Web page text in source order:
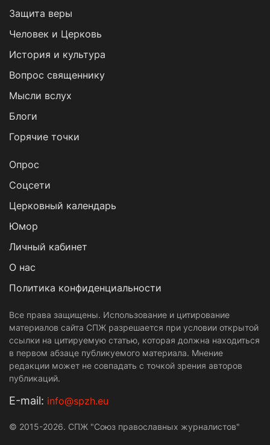
Защита веры
Человек и Церковь
История и культура
Вопрос священнику
Мысли вслух
Блоги
Горячие точки
Опрос
Cоцсети
Церковный календарь
Юмор
Личный кабинет
О нас
Политика конфиденциальности
Все права защищены. Использование и цитирование
материалов сайта СПЖ разрешается при условии открытой
ссылки на цитируемую статью, которая должна находиться
в первом абзаце публикуемого материала. Мнение
редакции может не совпадать с точкой зрения авторов
публикаций.
Е-mail: info@spzh.eu
© 2015-2026. СПЖ "Союз православных журналистов"